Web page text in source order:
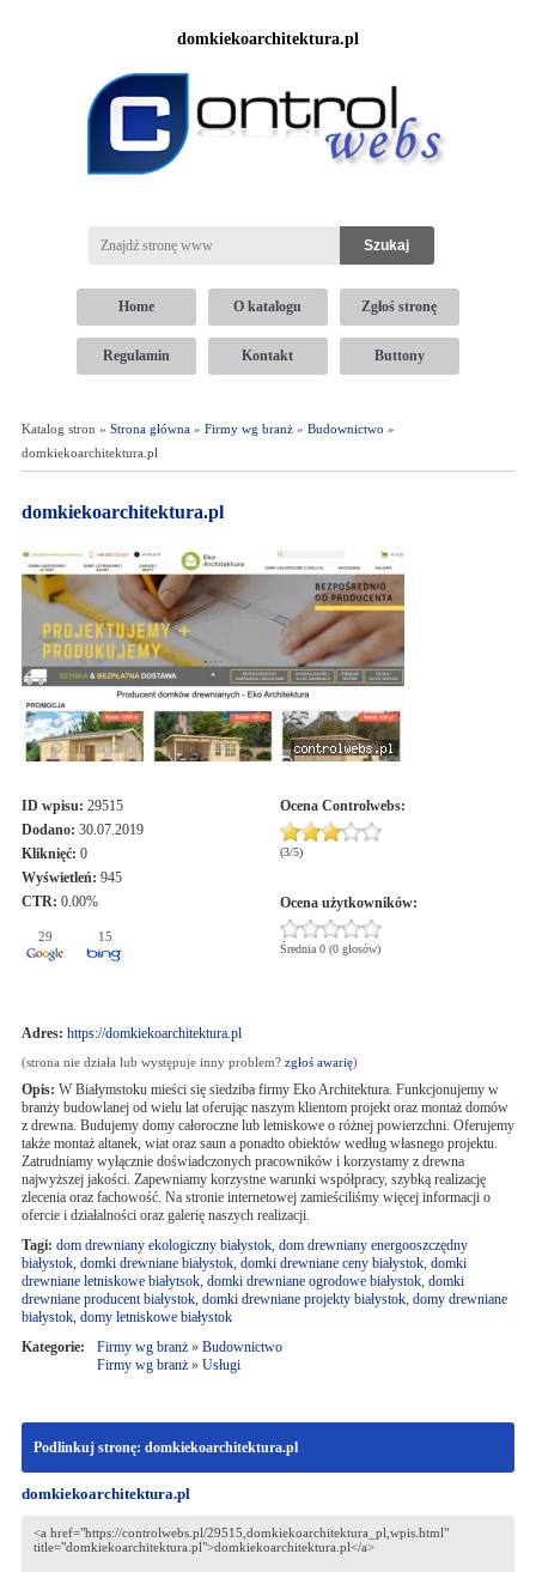
domkiekoarchitektura.pl
Home O katalogu Zgłoś stronę
Regulamin Kontakt Buttony
Katalog stron » Strona główna» Firmy wg branż» Budownictwo »
domkiekoarchitektura.pl
domkiekoarchitektura.pl
ID wpisu: 29515
Dodano: 30.07.2019
Kliknięć: 0
Wyświetleń: 945
CTR: 0.00%
29 15
Ocena Controlwebs:
(3/5)
Ocena użytkowników:
Średnia 0 (0 głosów)
Adres: https://domkiekoarchitektura.pl
(strona nie działa lub występuje inny problem? zgłoś awarię)
Opis: W Białymstoku mieści się siedziba firmy Eko Architektura. Funkcjonujemy w
branży budowlanej od wielu lat oferując naszym klientom projekt oraz montaż domów
z drewna. Budujemy domy całoroczne lub letniskowe o różnej powierzchni. Oferujemy
także montaż altanek, wiat oraz saun a ponadto obiektów według własnego projektu.
Zatrudniamy wyłącznie doświadczonych pracowników i korzystamy z drewna
najwyższej jakości. Zapewniamy korzystne warunki współpracy, szybką realizację
zlecenia oraz fachowość. Na stronie internetowej zamieściliśmy więcej informacji o
ofercie i działalności oraz galerię naszych realizacji.
Tagi: dom drewniany ekologiczny białystok, dom drewniany energooszczędny
białystok, domki drewniane białystok, domki drewniane ceny białystok, domki
drewniane letniskowe białytsok, domki drewniane ogrodowe białystok, domki
drewniane producent białystok, domki drewniane projekty białystok, domy drewniane
białystok, domy letniskowe białystok
Kategorie:
Firmy wg branż» Budownictwo
Firmy wg branż» Usługi
Podlinkuj stronę: domkiekoarchitektura.pl
domkiekoarchitektura.pl